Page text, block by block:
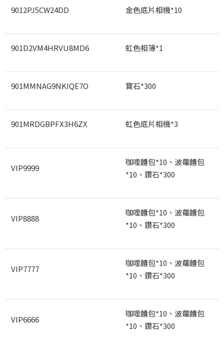
9012PJ5CW24DD 金色底片相機*10
901D2VM4HRVU8MD6 虹色相簿*1
901MMNAG9NKIQE7O 寶石*300
901MRDGBPFX3H6ZX 虹色底片相機*3
VIP9999
咖哩麵包*10 、波蘿麵包
*10 、鑽石*300
VIP8888
咖哩麵包*10 、波蘿麵包
*10 、鑽石*300
VIP7777
咖哩麵包*10 、波蘿麵包
*10 、鑽石*300
VIP6666
咖哩麵包*10 、波蘿麵包
*10 、鑽石*300